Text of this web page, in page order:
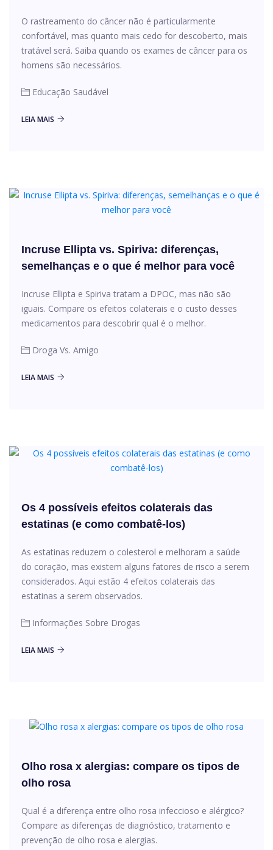
O rastreamento do câncer não é particularmente
confortável, mas quanto mais cedo for descoberto, mais
tratável será. Saiba quando os exames de câncer para os
homens são necessários.
Educação Saudável
LEIA MAIS
Incruse Ellipta vs. Spiriva: diferenças,
semelhanças e o que é melhor para você
Incruse Ellipta e Spiriva tratam a DPOC, mas não são
iguais. Compare os efeitos colaterais e o custo desses
medicamentos para descobrir qual é o melhor.
Droga Vs. Amigo
LEIA MAIS
Os 4 possíveis efeitos colaterais das
estatinas (e como combatê-los)
As estatinas reduzem o colesterol e melhoram a saúde
do coração, mas existem alguns fatores de risco a serem
considerados. Aqui estão 4 efeitos colaterais das
estatinas a serem observados.
Informações Sobre Drogas
LEIA MAIS
Olho rosa x alergias: compare os tipos de
olho rosa
Qual é a diferença entre olho rosa infeccioso e alérgico?
Compare as diferenças de diagnóstico, tratamento e
prevenção de olho rosa e alergias.